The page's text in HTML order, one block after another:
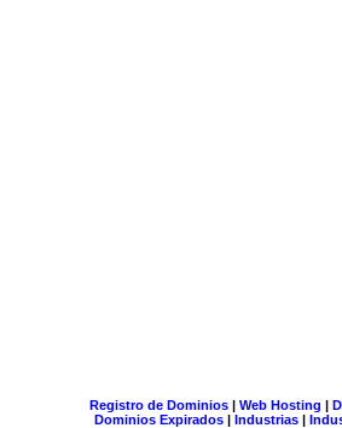
Registro de Dominios| Web Hosting |
Dominios Expirados | Industrias |